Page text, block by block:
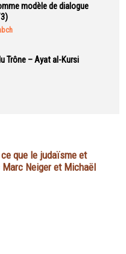
modèle de dialogue
Trône – Ayat al-Kursi
que le judaïsme et
Marc Neiger et Michaël